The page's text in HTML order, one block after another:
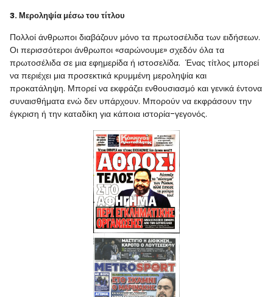
3. Μεροληψία μέσω του τίτλου
Πολλοί άνθρωποι διαβάζουν μόνο τα πρωτοσέλιδα των ειδήσεων.
Οι περισσότεροι άνθρωποι «σαρώνουμε» σχεδόν όλα τα
πρωτοσέλιδα σε μια εφημερίδα ή ιστοσελίδα. Ένας τίτλος μπορεί
να περιέχει μια προσεκτικά κρυμμένη μεροληψία και
προκατάληψη. Μπορεί να εκφράζει ενθουσιασμό και γενικά έντονα
συναισθήματα ενώ δεν υπάρχουν. Μπορούν να εκφράσουν την
έγκριση ή την καταδίκη για κάποια ιστορία-γεγονός.